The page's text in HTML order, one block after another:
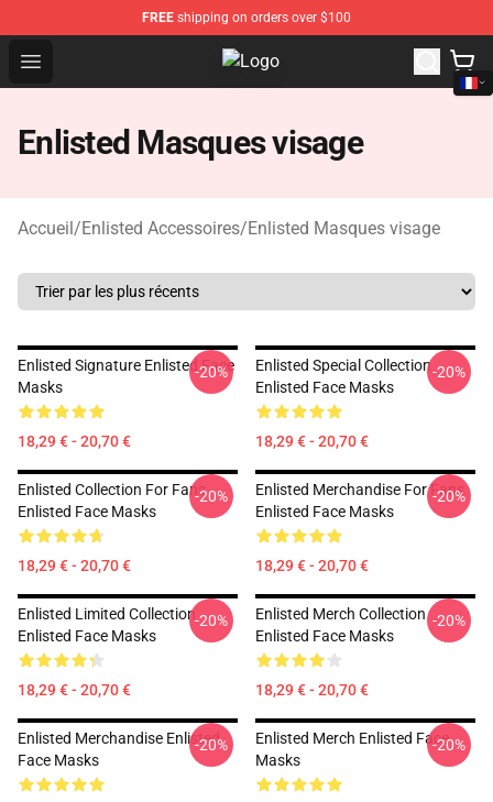
FREE shipping on orders over $100
Open menu Enlisted Shop - Official Enlisted
Enlisted Masques visage
Accueil/Enlisted Accessoires/Enlisted Masques visage
Enlisted Signature Enlisted Face
Masks
18,29 € - 20,70 €
-20%
Enlisted Special Collection
Enlisted Face Masks
18,29 € - 20,70 €
-20%
Enlisted Collection For Fans
Enlisted Face Masks
18,29 € - 20,70 €
-20%
Enlisted Merchandise For Fans
Enlisted Face Masks
18,29 € - 20,70 €
-20%
Enlisted Limited Collection
Enlisted Face Masks
18,29 € - 20,70 €
-20%
Enlisted Merch Collection
Enlisted Face Masks
18,29 € - 20,70 €
-20%
Enlisted Merchandise Enlisted
Face Masks
-20%
Enlisted Merch Enlisted Face
Masks
-20%